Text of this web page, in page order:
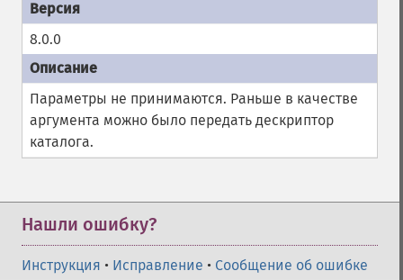
8.0.0
Параметры не принимаются. Раньше в качестве
аргумента можно было передать дескриптор
каталога.
Нашли ошибку?
Инструкция • Исправление • Сообщение об ошибке